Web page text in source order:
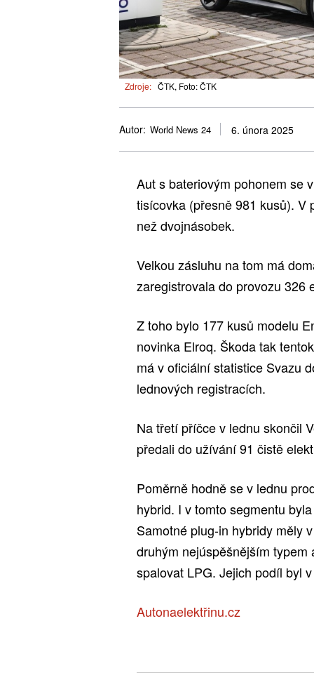
Zdroje: ČTK, Foto: ČTK
Autor: World News 24 6. února 2025
Aut s bateriovým pohonem se
tisícovka (přesně 981 kusů).
než dvojnásobek.
Velkou zásluhu na tom má
zaregistrovala do provozu 326
Z toho bylo 177 kusů modelu
novinka Elroq. Škoda tak
má v oficiální statistice Svazu
lednových registracích.
Na třetí příčce v lednu skončil
předali do užívání 91 čistě
Poměrně hodně se v lednu
hybrid. I v tomto segmentu
Samotné plug-in hybridy měly
druhým nejúspěšnějším
spalovat LPG. Jejich podíl byl
Autonaelektřinu.cz